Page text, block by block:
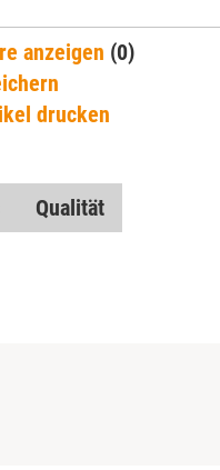
anzeigen (0)
drucken
Qualität